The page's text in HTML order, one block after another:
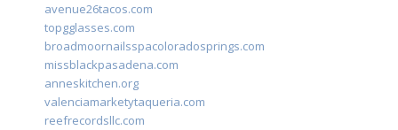
avenue26tacos.com
topgglasses.com
broadmoornailsspacoloradosprings.com
missblackpasadena.com
anneskitchen.org
valenciamarketytaqueria.com
reefrecordsllc.com